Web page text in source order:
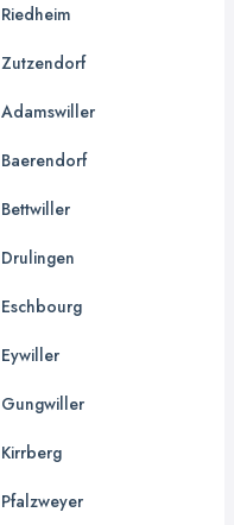
Riedheim
Zutzendorf
Adamswiller
Baerendorf
Bettwiller
Drulingen
Eschbourg
Eywiller
Gungwiller
Kirrberg
Pfalzweyer